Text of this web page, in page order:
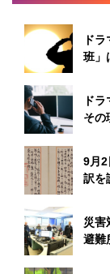
ド
班」
ド
そ
9月2
訳を
災害
避難